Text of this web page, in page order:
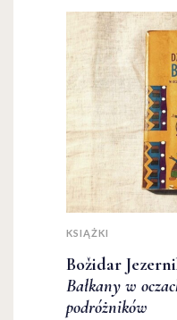
KSIĄŻKI
Božidar
Bałkany w
podróżników